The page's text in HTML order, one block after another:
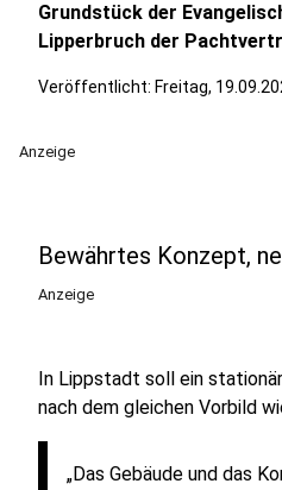
Grundstück der
Lipperbruch der
Veröffentlicht: Freitag,
Anzeige
Bewährtes Konzept,
Anzeige
In Lippstadt soll ein
nach dem gleichen Vorbild
„Das Gebäude und das